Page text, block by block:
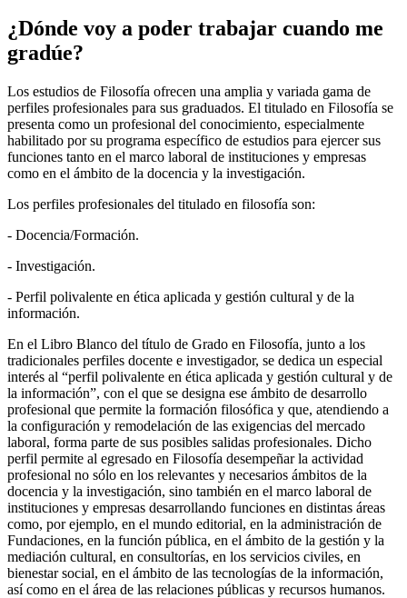
¿Dónde voy a poder trabajar cuando me
gradúe?
Los estudios de Filosofía ofrecen una amplia y variada gama de
perfiles profesionales para sus graduados. El titulado en Filosofía se
presenta como un profesional del conocimiento, especialmente
habilitado por su programa específico de estudios para ejercer sus
funciones tanto en el marco laboral de instituciones y empresas
como en el ámbito de la docencia y la investigación.
Los perfiles profesionales del titulado en filosofía son:
- Docencia/Formación.
- Investigación.
- Perfil polivalente en ética aplicada y gestión cultural y de la
información.
En el Libro Blanco del título de Grado en Filosofía, junto a los
tradicionales perfiles docente e investigador, se dedica un especial
interés al “perfil polivalente en ética aplicada y gestión cultural y de
la información”, con el que se designa ese ámbito de desarrollo
profesional que permite la formación filosófica y que, atendiendo a
la configuración y remodelación de las exigencias del mercado
laboral, forma parte de sus posibles salidas profesionales. Dicho
perfil permite al egresado en Filosofía desempeñar la actividad
profesional no sólo en los relevantes y necesarios ámbitos de la
docencia y la investigación, sino también en el marco laboral de
instituciones y empresas desarrollando funciones en distintas áreas
como, por ejemplo, en el mundo editorial, en la administración de
Fundaciones, en la función pública, en el ámbito de la gestión y la
mediación cultural, en consultorías, en los servicios civiles, en
bienestar social, en el ámbito de las tecnologías de la información,
así como en el área de las relaciones públicas y recursos humanos.